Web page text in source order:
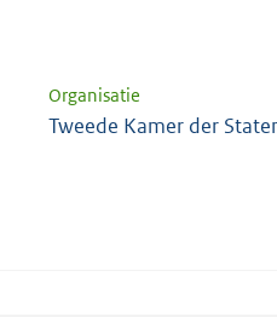
Organisatie
Tweede Kamer der